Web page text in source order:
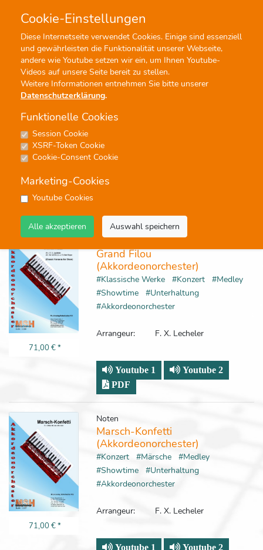
Cookie-Einstellungen
Diese Internetseite verwendet Cookies. Einige sind essenziell
und gewährleisten die Funktionalität unserer Webseite,
andere wie Youtube setzen wir ein, um Ihnen Youtube-
Videos auf unsere Seite bereit zu stellen.
Weitere Informationen entnehmen Sie bitte unserer
Datenschutzerklärung.
Funktionelle Cookies
Session Cookie
XSRF-Token Cookie
Cookie-Consent Cookie
Marketing-Cookies
Youtube Cookies
Alle akzeptieren Auswahl speichern
Menü Profisuche
Akkordeonorchester
2 Ergebnisse - Seite 1 von 1 - Treffer 1 von 2
keine
71,00 €*
Noten
Grand Filou
(Akkordeonorchester)
#Klassische Werke #Konzert
#Medley
#Showtime
#Unterhaltung
#Akkordeonorchester
Arrangeur: F. X. Lecheler
Youtube 1
Youtube 2
PDF
71,00 €*
Noten
Marsch-Konfetti
(Akkordeonorchester)
#Konzert #Märsche
#Medley
#Showtime
#Unterhaltung
#Akkordeonorchester
Arrangeur: F. X. Lecheler
Youtube 1
Youtube 2